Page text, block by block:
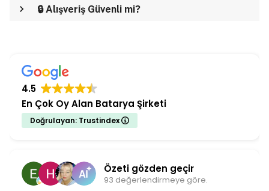
🔒 Alışveriş Güvenli mi?